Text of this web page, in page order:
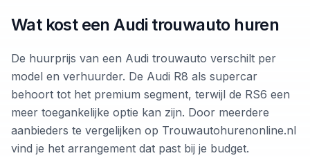
Wat kost een Audi trouwauto huren
De huurprijs van een Audi trouwauto verschilt per
model en verhuurder. De Audi R8 als supercar
behoort tot het premium segment, terwijl de RS6 een
meer toegankelijke optie kan zijn. Door meerdere
aanbieders te vergelijken op Trouwautohurenonline.nl
vind je het arrangement dat past bij je budget.